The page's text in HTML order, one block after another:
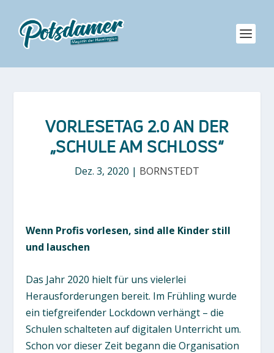
VORLESETAG 2.0 AN DER
„SCHULE AM SCHLOSS“
Dez. 3, 2020 | BORNSTEDT
Wenn Profis vorlesen, sind alle Kinder still
und lauschen
Das Jahr 2020 hielt für uns vielerlei
Herausforderungen bereit. Im Frühling wurde
ein tiefgreifender Lockdown verhängt – die
Schulen schalteten auf digitalen Unterricht um.
Schon vor dieser Zeit begann die Organisation